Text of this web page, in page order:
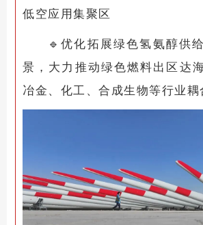
低空应用集聚区
🔹优化拓展绿色氢氨醇供
景，大力推动绿色燃料出区达
冶金、化工、合成生物等行业耦